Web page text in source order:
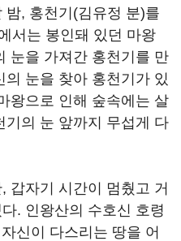
밤, 홍천기 (김유정 분)를
서는 봉인돼 있던 마왕
눈을 가져간 홍천기를 만
의 눈을 찾아 홍천기가 있
왕으로 인해 숲속에는 살
기의 눈 앞까지 무섭게 다
, 갑자기 시간이 멈췄고 거
. 인왕산의 수호신 호령
신이 다스리는 땅을 어